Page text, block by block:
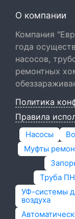
О компании
Компания
года
насосов,
ремонтных
Политика
Правила
Насосы
Муфты
Труба
УФ-системы
воздуха